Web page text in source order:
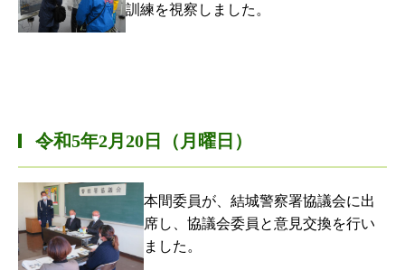
訓練を視察しました。
令和5年2月20日（月曜日）
本間委員が、結城警察署協議会に出
席し、協議会委員と意見交換を行い
ました。